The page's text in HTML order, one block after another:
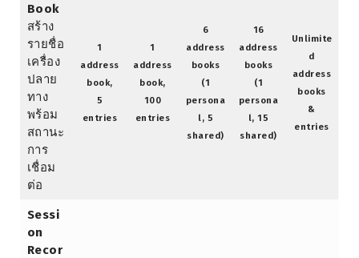
Book
สร้าง
รายชื่อ
เครื่อง
ปลาย
ทาง
พร้อม
สถานะ
การ
เชื่อม
ต่อ
1
address
book,
5
entries
1
address
book,
100
entries
6
address
books
(1
persona
l, 5
shared)
16
address
books
(1
persona
l, 15
shared)
Unlimite
d
address
books
&
entries
Sessi
on
Recor